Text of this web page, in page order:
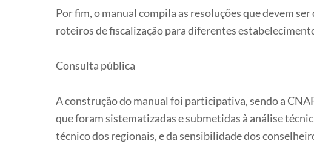
Por fim, o manual compila as resoluções que devem
roteiros de fiscalização para diferentes
Consulta pública
A construção do manual foi participativa, sendo a
que foram sistematizadas e submetidas à análise
técnico dos regionais, e da sensibilidade dos